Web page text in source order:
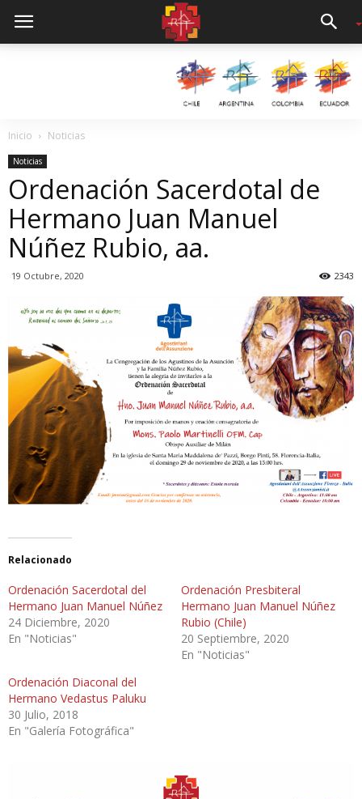
Inicio Noticias
Noticias
Ordenación Sacerdotal de
Hermano Juan Manuel
Núñez Rubio, aa.
19 Octubre, 2020 2343
Relacionado
Ordenación Sacerdotal del
Hermano Juan Manuel Núñez
24 Diciembre, 2020
En "Noticias"
Ordenación Presbiteral
Hermano Juan Manuel Núñez
Rubio (Chile)
20 Septiembre, 2020
En "Noticias"
Ordenación Diaconal del
Hermano Vedastus Paluku
30 Julio, 2018
En "Galería Fotográfica"